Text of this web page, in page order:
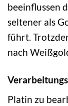
beeinflussen
seltener als
führt.
nach
Platin zu